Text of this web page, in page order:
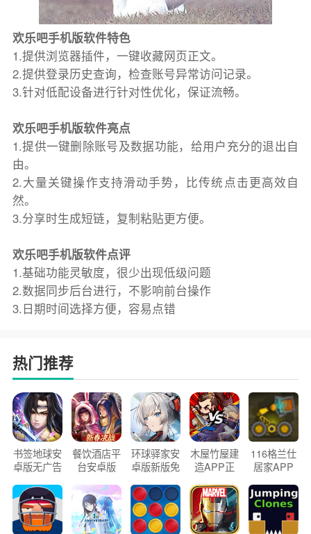
欢乐吧手机版软件特色
1.提供浏览器插件，一键收藏网页正文。
2.提供登录历史查询，检查账号异常访问记录。
3.针对低配设备进行针对性优化，保证流畅。
欢乐吧手机版软件亮点
1.提供一键删除账号及数据功能，给用户充分的退出自
由。
2.大量关键操作支持滑动手势，比传统点击更高效自
然。
3.分享时生成短链，复制粘贴更方便。
欢乐吧手机版软件点评
1.基础功能灵敏度，很少出现低级问题
2.数据同步后台进行，不影响前台操作
3.日期时间选择方便，容易点错
热门推荐
书签地球安
卓版无广告
餐饮酒店平
台安卓版
环球驿家安
卓版新版免
木屋竹屋建
造APP正
116格兰仕
居家APP